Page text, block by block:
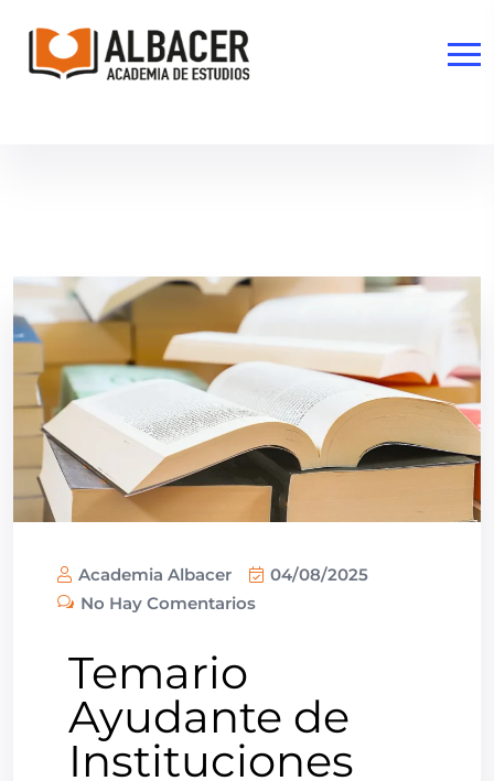
Academia Albacer
04/08/2025
No Hay Comentarios
Temario
Ayudante de
Instituciones